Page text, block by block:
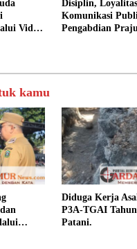
Video
Disiplin,
Komunikasi
Pengabdian
kamu
Diduga Kerja
P3A-TGAI Tahun
Patani.